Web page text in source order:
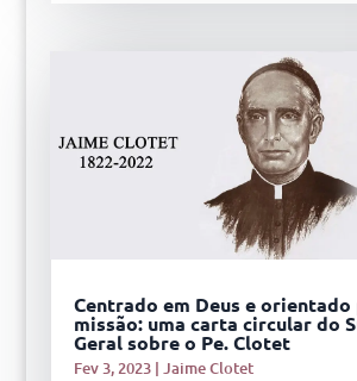
Centrado em Deus e orientado
missão: uma carta circular do
Geral sobre o Pe. Clotet
Fev 3, 2023| Jaime Clotet